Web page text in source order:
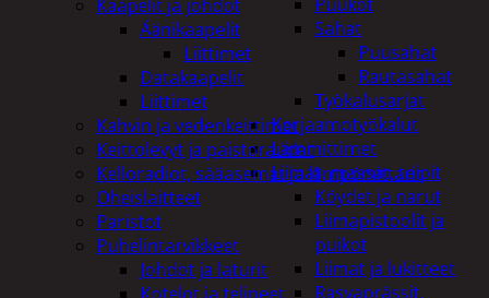
Sahat
Puusahat
Rautasahat
Työkalusarjat
Korjaamotyökalut
Lämmittimet
Liimat, massat, teipit
Köydet ja narut
Liimapistoolit ja
puikot
Liimat ja lukitteet
Rasvaprässit,
Kaapelit ja johdot
Äänikaapelit
Liittimet
Datakaapelit
Liittimet
Kahvin ja vedenkeittimet
Keittolevyt ja paistoraudat
Kelloradiot, sääasemat ja lämpömittarit
Oheislaitteet
Paristot
Puhelintarvikkeet
Johdot ja laturit